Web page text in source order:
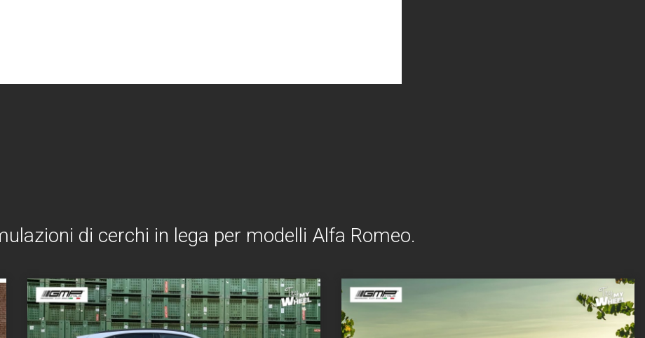
di cerchi in lega per modelli Alfa Romeo.